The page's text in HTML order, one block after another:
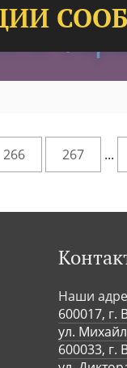
266 267 ...
Наши
600017, г.
ул.
600033, г.